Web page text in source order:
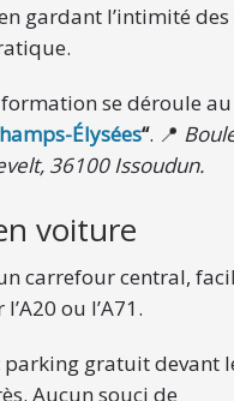
gardant l’intimité des
se déroule au
Élysées“. 📍
36100 Issoudun.
voiture
carrefour central,
ou l’A71.
parking gratuit devant
Aucun souci de